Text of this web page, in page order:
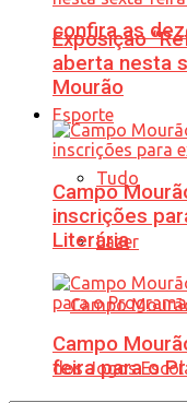
confira as
Esporte
Tudo
Lazer
Exposição
aberta nesta
Mourão
Campo
inscrições
Literária
Campo
feira para o